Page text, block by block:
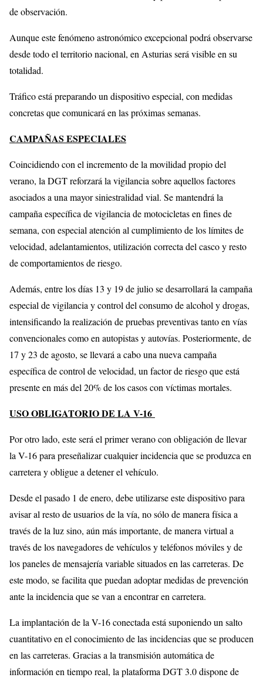
de observación.
Aunque este fenómeno astronómico excepcional podrá observarse
desde todo el territorio nacional, en Asturias será visible en su
totalidad.
Tráfico está preparando un dispositivo especial, con medidas
concretas que comunicará en las próximas semanas.
CAMPAÑAS ESPECIALES
Coincidiendo con el incremento de la movilidad propio del
verano, la DGT reforzará la vigilancia sobre aquellos factores
asociados a una mayor siniestralidad vial. Se mantendrá la
campaña específica de vigilancia de motocicletas en fines de
semana, con especial atención al cumplimiento de los límites de
velocidad, adelantamientos, utilización correcta del casco y resto
de comportamientos de riesgo.
Además, entre los días 13 y 19 de julio se desarrollará la campaña
especial de vigilancia y control del consumo de alcohol y drogas,
intensificando la realización de pruebas preventivas tanto en vías
convencionales como en autopistas y autovías. Posteriormente, de
17 y 23 de agosto, se llevará a cabo una nueva campaña
específica de control de velocidad, un factor de riesgo que está
presente en más del 20% de los casos con víctimas mortales.
USO OBLIGATORIO DE LA V-16
Por otro lado, este será el primer verano con obligación de llevar
la V-16 para preseñalizar cualquier incidencia que se produzca en
carretera y obligue a detener el vehículo.
Desde el pasado 1 de enero, debe utilizarse este dispositivo para
avisar al resto de usuarios de la vía, no sólo de manera física a
través de la luz sino, aún más importante, de manera virtual a
través de los navegadores de vehículos y teléfonos móviles y de
los paneles de mensajería variable situados en las carreteras. De
este modo, se facilita que puedan adoptar medidas de prevención
ante la incidencia que se van a encontrar en carretera.
La implantación de la V-16 conectada está suponiendo un salto
cuantitativo en el conocimiento de las incidencias que se producen
en las carreteras. Gracias a la transmisión automática de
información en tiempo real, la plataforma DGT 3.0 dispone de